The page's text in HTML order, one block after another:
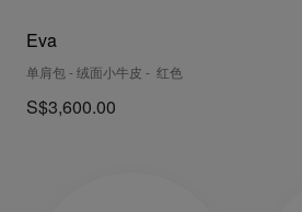
Eva
单肩包 - 绒面小牛皮 - 红色
S$3,600.00